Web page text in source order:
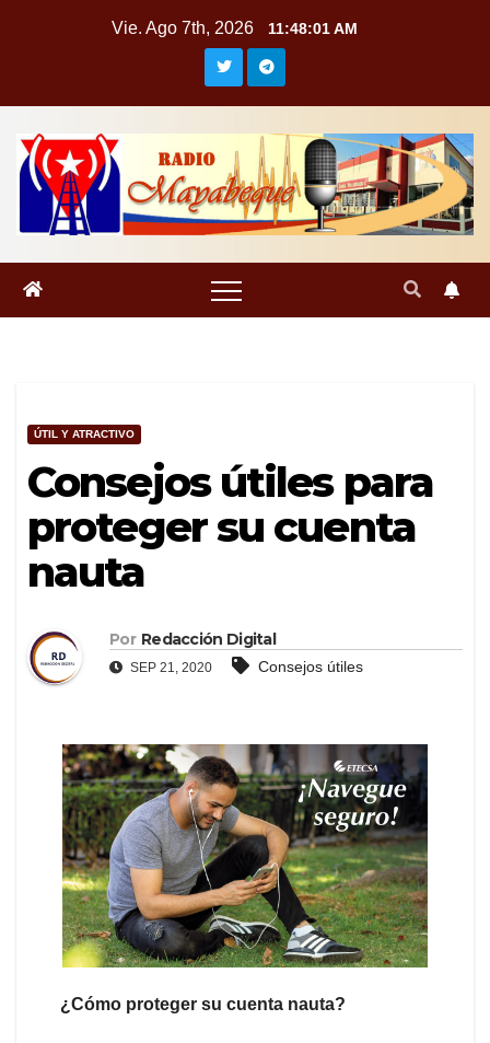
Vie. Ago 7th, 2026 11:48:01 AM
ÚTIL Y ATRACTIVO
Consejos útiles para
proteger su cuenta
nauta
Por Redacción Digital
SEP 21, 2020 Consejos útiles
¿Cómo proteger su cuenta nauta?